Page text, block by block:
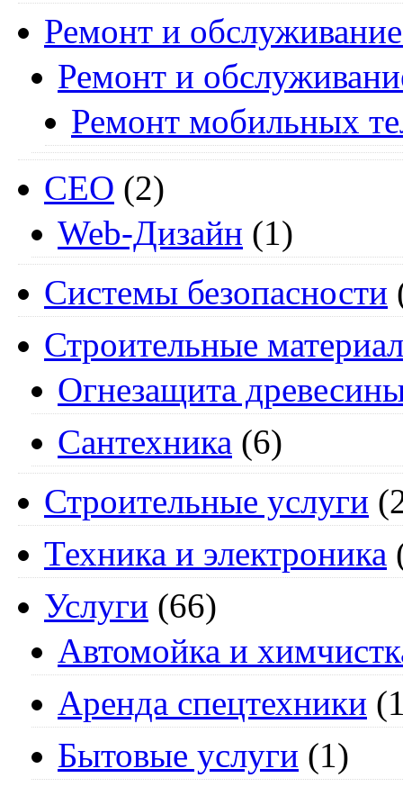
Ремонт и
Ремонт и
Ремонт мобильных
СЕО (2)
Web-Дизайн (1)
Системы безопасности
Строительные
Огнезащита
Сантехника (6)
Строительные услуги
Техника и электроника
Услуги (66)
Автомойка и
Аренда спецтехники
Бытовые услуги (1)